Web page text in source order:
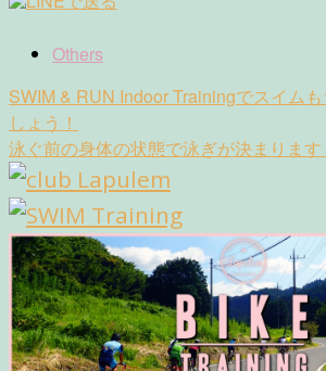
Others
Post
navigation
SWIM & RUN Indoor Trainingでスイム
しょう！
泳ぐ前の身体の状態で泳ぎが決まります